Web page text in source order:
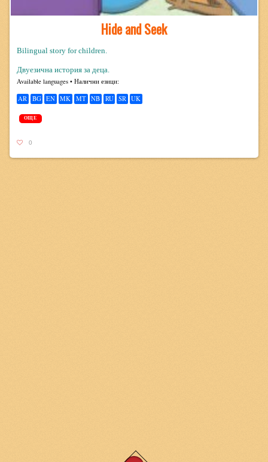
Hide and Seek
Bilingual story for children.
Двуезична история за деца.
Avail­able lan­guages • Налични езици:
AR BG EN MK MT NB RU SR UK
ОЩЕ
0